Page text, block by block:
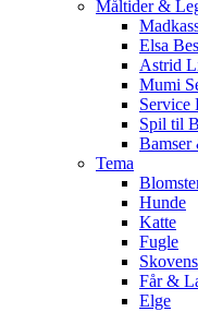
Måltider &
Elsa
Astrid
Mumi
Service
Spil til
Tema
Hunde
Katte
Fugle
Får &
Elge